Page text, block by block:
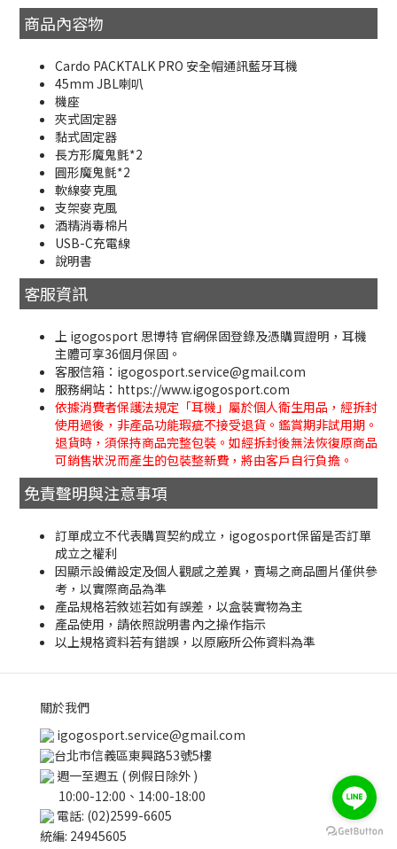
商品內容物
Cardo PACKTALK PRO 安全帽通訊藍牙耳機
45mm JBL喇叭
機座
夾式固定器
黏式固定器
長方形魔鬼氈*2
圓形魔鬼氈*2
軟線麥克風
支架麥克風
酒精消毒棉片
USB-C充電線
說明書
客服資訊
上 igogosport 思博特 官網保固登錄及憑購買證明，耳機
主體可享36個月保固。
客服信箱：igogosport.service@gmail.com
服務網站：https://www.igogosport.com
依據消費者保護法規定「耳機」屬於個人衛生用品，經拆封
使用過後，非產品功能瑕疵不接受退貨。鑑賞期非試用期。
退貨時，須保持商品完整包裝。如經拆封後無法恢復原商品
可銷售狀況而產生的包裝整新費，將由客戶自行負擔。
免責聲明與注意事項
訂單成立不代表購買契約成立，igogosport保留是否訂單
成立之權利
因顯示設備設定及個人觀感之差異，賣場之商品圖片僅供參
考，以實際商品為準
產品規格若敘述若如有誤差，以盒裝實物為主
產品使用，請依照說明書內之操作指示
以上規格資料若有錯誤，以原廠所公佈資料為準
立即購買
關於我們
igogosport.service@gmail.com
台北市信義區東興路53號5樓
週一至週五 ( 例假日除外 )
10:00-12:00、14:00-18:00
電話: (02)2599-6605
統編: 24945605